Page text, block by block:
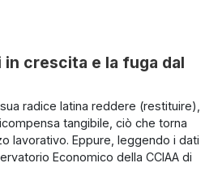
crescita e la fuga dal
radice latina reddere (restituire),
tangibile, ciò che torna
lavorativo. Eppure, leggendo i dati
Economico della CCIAA di